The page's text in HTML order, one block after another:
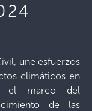
une esfuerzos
climáticos en
el marco del
de las